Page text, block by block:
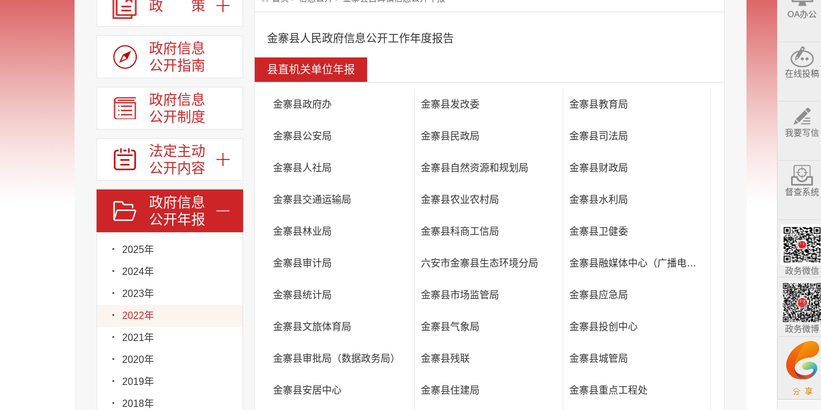
政 策
政府信息
公开指南
政府信息
公开制度
法定主动
公开内容
政府信息
公开年报
2025年
2024年
2023年
2022年
2021年
2020年
2019年
2018年
金寨县人民政府信息公开工作年度报告
县直机关单位年报
金寨县政府办 金寨县发改委 金寨县教育局
金寨县公安局 金寨县民政局 金寨县司法局
金寨县人社局 金寨县自然资源和规划局 金寨县财政局
金寨县交通运输局 金寨县农业农村局 金寨县水利局
金寨县林业局 金寨县科商工信局 金寨县卫健委
金寨县审计局 六安市金寨县生态环境分局 金寨县融媒体中心（广播电视台）
金寨县统计局 金寨县市场监管局 金寨县应急局
金寨县文旅体育局 金寨县气象局 金寨县投创中心
金寨县审批局（数据政务局） 金寨县残联 金寨县城管局
金寨县安居中心 金寨县住建局 金寨县重点工程处
OA办公
在线投稿
我要写信
督查系统
政务微信
政务微博